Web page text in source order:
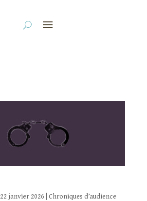
22 janvier 2026 Chroniques d’audience